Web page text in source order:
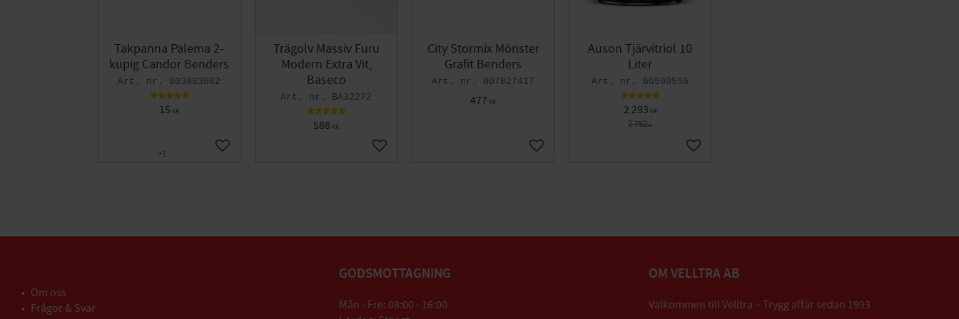
Takpanna Palema 2-
kupig Candor Benders
003983062
15 KR
Lägg till i favoriter
+1
Trägolv Massiv Furu
Modern Extra Vit,
Baseco
BA32272
588 KR
Lägg till i favoriter
City Stormix Mönster
Grafit Benders
007827417
477 KR
Lägg till i favoriter
Auson Tjärvitriol 10
Liter
60590556
2 293 KR
2 752KR
Lägg till i favoriter
Om oss
Frågor & Svar
GODSMOTTAGNING
Mån - Fre: 08:00 - 16:00
OM VELLTRA AB
Välkommen till Velltra – Trygg affär sedan 1993